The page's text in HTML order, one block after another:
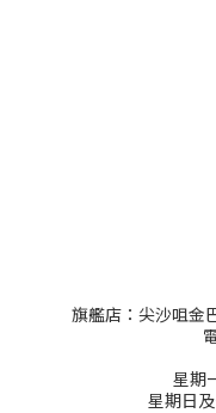
旗艦店：尖沙咀金
星期
星期日